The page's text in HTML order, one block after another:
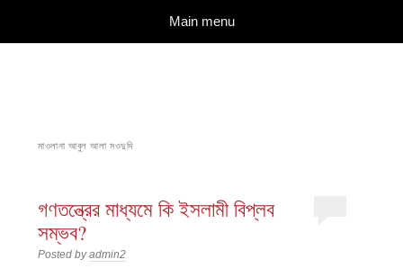
Main menu
মাওলানা আবুল আলা মওদুদি
গণতন্ত্রের মাধ্যমে কি ইসলামী বিপ্লব
সম্ভব?
Posted byadmin2